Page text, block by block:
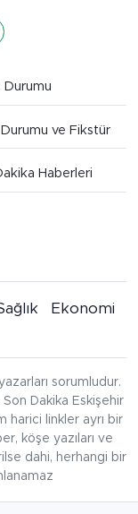
Durumu
ve Fikstür
Haberleri
Ekonomi
sorumludur.
Dakika Eskişehir
harici linkler ayrı bir
köşe yazıları ve
dahi, herhangi bir